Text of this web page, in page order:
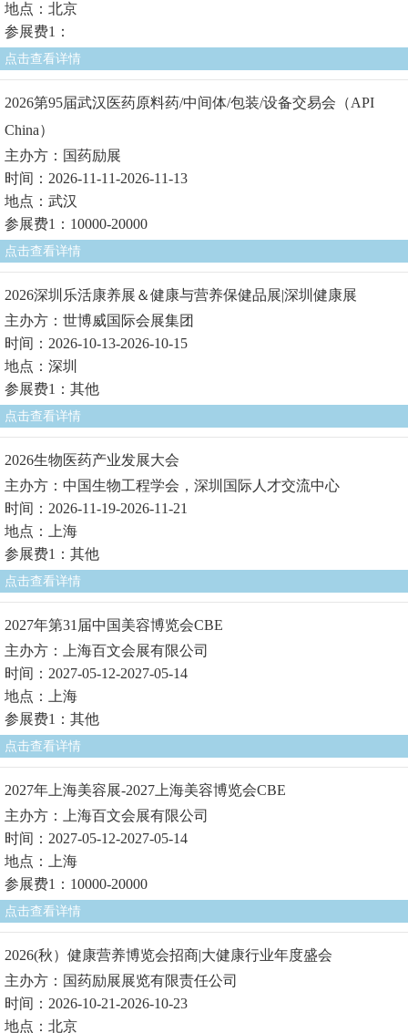
地点：北京
参展费1：
点击查看详情
2026第95届武汉医药原料药/中间体/包装/设备交易会（API
China）
主办方：国药励展
时间：2026-11-11-2026-11-13
地点：武汉
参展费1：10000-20000
点击查看详情
2026深圳乐活康养展＆健康与营养保健品展|深圳健康展
主办方：世博威国际会展集团
时间：2026-10-13-2026-10-15
地点：深圳
参展费1：其他
点击查看详情
2026生物医药产业发展大会
主办方：中国生物工程学会，深圳国际人才交流中心
时间：2026-11-19-2026-11-21
地点：上海
参展费1：其他
点击查看详情
2027年第31届中国美容博览会CBE
主办方：上海百文会展有限公司
时间：2027-05-12-2027-05-14
地点：上海
参展费1：其他
点击查看详情
2027年上海美容展-2027上海美容博览会CBE
主办方：上海百文会展有限公司
时间：2027-05-12-2027-05-14
地点：上海
参展费1：10000-20000
点击查看详情
2026(秋）健康营养博览会招商|大健康行业年度盛会
主办方：国药励展展览有限责任公司
时间：2026-10-21-2026-10-23
地点：北京